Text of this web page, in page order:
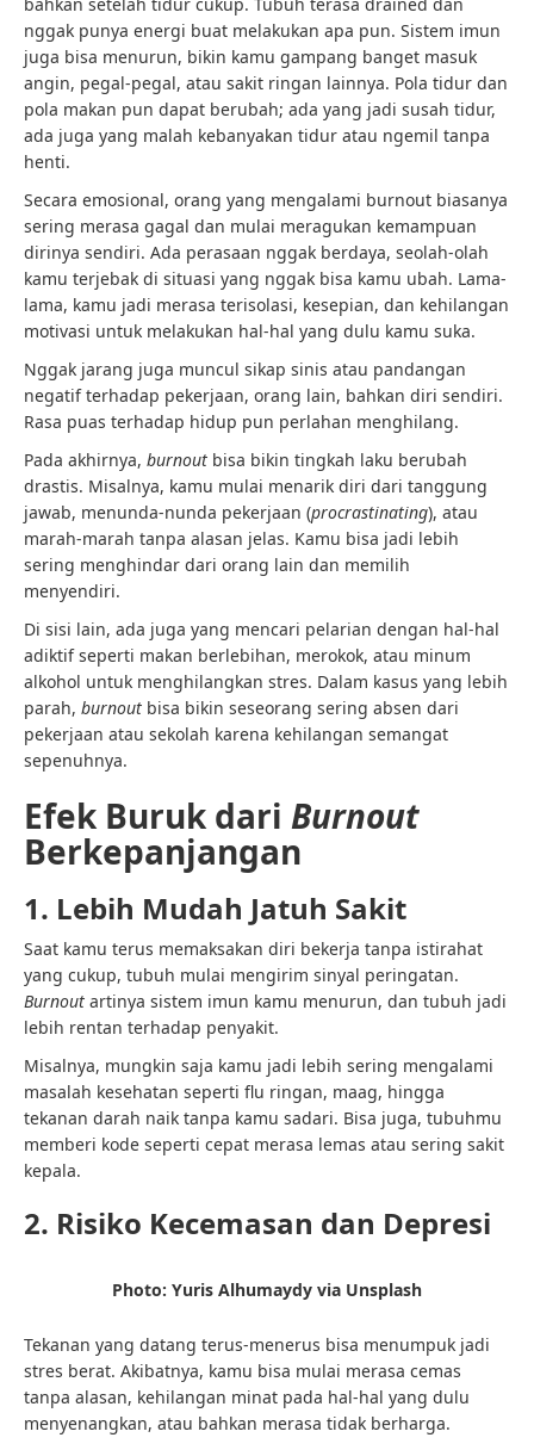
nggak punya energi buat melakukan apa pun. Sistem imun
juga bisa menurun, bikin kamu gampang banget masuk
angin, pegal-pegal, atau sakit ringan lainnya. Pola tidur dan
pola makan pun dapat berubah; ada yang jadi susah tidur,
ada juga yang malah kebanyakan tidur atau ngemil tanpa
henti.
Secara emosional, orang yang mengalami burnout biasanya
sering merasa gagal dan mulai meragukan kemampuan
dirinya sendiri. Ada perasaan nggak berdaya, seolah-olah
kamu terjebak di situasi yang nggak bisa kamu ubah. Lama-
lama, kamu jadi merasa terisolasi, kesepian, dan kehilangan
motivasi untuk melakukan hal-hal yang dulu kamu suka.
Nggak jarang juga muncul sikap sinis atau pandangan
negatif terhadap pekerjaan, orang lain, bahkan diri sendiri.
Rasa puas terhadap hidup pun perlahan menghilang.
Pada akhirnya, burnout bisa bikin tingkah laku berubah
drastis. Misalnya, kamu mulai menarik diri dari tanggung
jawab, menunda-nunda pekerjaan (procrastinating), atau
marah-marah tanpa alasan jelas. Kamu bisa jadi lebih
sering menghindar dari orang lain dan memilih
menyendiri.
Di sisi lain, ada juga yang mencari pelarian dengan hal-hal
adiktif seperti makan berlebihan, merokok, atau minum
alkohol untuk menghilangkan stres. Dalam kasus yang lebih
parah, burnout bisa bikin seseorang sering absen dari
pekerjaan atau sekolah karena kehilangan semangat
sepenuhnya.
Efek Buruk dari Burnout
Berkepanjangan
1. Lebih Mudah Jatuh Sakit
Saat kamu terus memaksakan diri bekerja tanpa istirahat
yang cukup, tubuh mulai mengirim sinyal peringatan.
Burnout artinya sistem imun kamu menurun, dan tubuh jadi
lebih rentan terhadap penyakit.
Misalnya, mungkin saja kamu jadi lebih sering mengalami
masalah kesehatan seperti flu ringan, maag, hingga
tekanan darah naik tanpa kamu sadari. Bisa juga, tubuhmu
memberi kode seperti cepat merasa lemas atau sering sakit
kepala.
2. Risiko Kecemasan dan Depresi
Photo: Yuris Alhumaydy via Unsplash
Tekanan yang datang terus-menerus bisa menumpuk jadi
stres berat. Akibatnya, kamu bisa mulai merasa cemas
tanpa alasan, kehilangan minat pada hal-hal yang dulu
menyenangkan, atau bahkan merasa tidak berharga.